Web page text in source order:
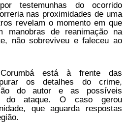
testemunhas do ocorrido
nas proximidades de uma
revelam o momento em que
manobras de reanimação na
não sobreviveu e faleceu ao
está à frente das
os detalhes do crime,
do autor e as possíveis
do ataque. O caso gerou
que aguarda respostas